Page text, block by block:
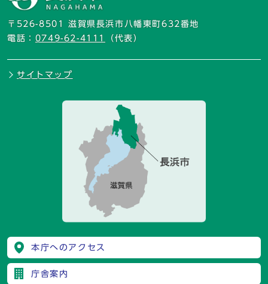
〒526-8501 滋賀県長浜市八幡東町632番地
電話： 0749-62-4111 （代表）
サイトマップ
本庁へのアクセス
庁舎案内